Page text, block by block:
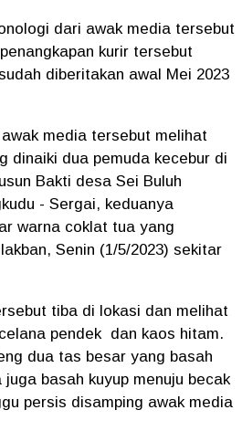
dari awak media tersebut
kurir tersebut
diberitakan awal Mei 2023
media tersebut melihat
dinaiki dua pemuda kecebur di
Bakti desa Sei Buluh
- Sergai, keduanya
warna coklat tua yang
Senin (1/5/2023) sekitar
tiba di lokasi dan melihat
pendek dan kaos hitam.
dua tas besar yang basah
basah kuyup menuju becak
persis disamping awak media